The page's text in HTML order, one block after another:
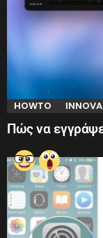
HOWTO
Πώς να